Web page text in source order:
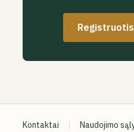
Kontaktai | Naudojimo